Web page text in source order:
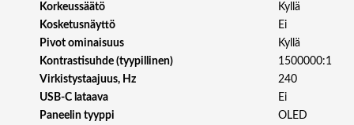
Korkeussäätö
Kyllä
Kosketusnäyttö
Ei
Pivot ominaisuus
Kyllä
Kontrastisuhde (tyypillinen)
1500000:1
Virkistystaajuus, Hz
240
USB-C lataava
Ei
Paneelin tyyppi
OLED